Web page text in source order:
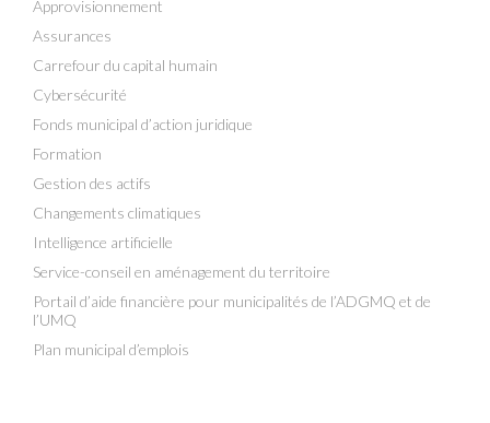
Approvisionnement
Assurances
Carrefour du capital humain
Cybersécurité
Fonds municipal d’action juridique
Formation
Gestion des actifs
Changements climatiques
Intelligence artificielle
Service-conseil en aménagement du territoire
Portail d’aide financière pour municipalités de l’ADGMQ et de
l’UMQ
Plan municipal d’emplois